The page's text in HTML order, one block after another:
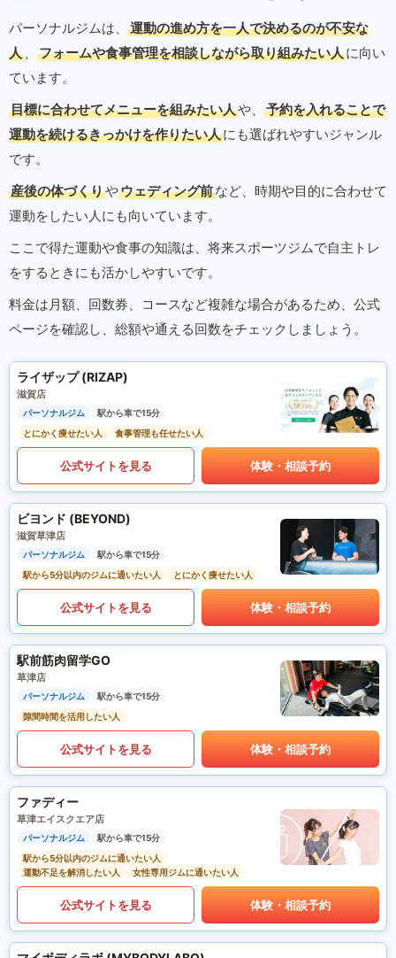
パーソナルジムは、
運動の進め方を一人で決めるのが不安な
人 、 フォームや食事管理を相談しながら取り組みたい人に向い
ています。
目標に合わせてメニューを組みたい人や、
予約を入れることで
運動を続けるきっかけを作りたい人にも選ばれやすいジャンル
です。
産後の体づくりやウェディング前など、時期や目的に合わせて
運動をしたい人にも向いています。
ここで得た運動や食事の知識は、将来スポーツジムで自主トレ
をするときにも活かしやすいです。
料金は月額、回数券、コースなど複雑な場合があるため、公式
ページを確認し、総額や通える回数をチェックしましょう。
ライザップ (RIZAP)
滋賀店
パーソナルジム
駅から車で15分
とにかく痩せたい人
食事管理も任せたい人
公式サイトを見る 体験・相談予約
ビヨンド (BEYOND)
滋賀草津店
パーソナルジム
駅から車で15分
駅から5分以内のジムに通いたい人
とにかく痩せたい人
公式サイトを見る 体験・相談予約
駅前筋肉留学GO
草津店
パーソナルジム
駅から車で15分
隙間時間を活用したい人
公式サイトを見る 体験・相談予約
ファディー
草津エイスクエア店
パーソナルジム
駅から車で15分
駅から5分以内のジムに通いたい人
運動不足を解消したい人
女性専用ジムに通いたい人
公式サイトを見る 体験・相談予約